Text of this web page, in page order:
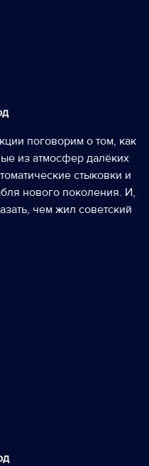
поговорим о том, как
из атмосфер далёких
стыковки и
нового поколения. И,
чем жил советский